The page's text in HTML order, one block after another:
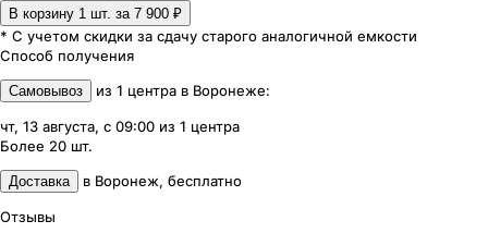
В корзину 1 шт. за 7 900 ₽
* С учетом скидки за сдачу старого аналогичной емкости
Способ получения
Самовывоз из 1 центра в Воронеже:
чт, 13 августа, с 09:00 из 1 центра
Более 20 шт.
Доставка в Воронеж, бесплатно
Отзывы